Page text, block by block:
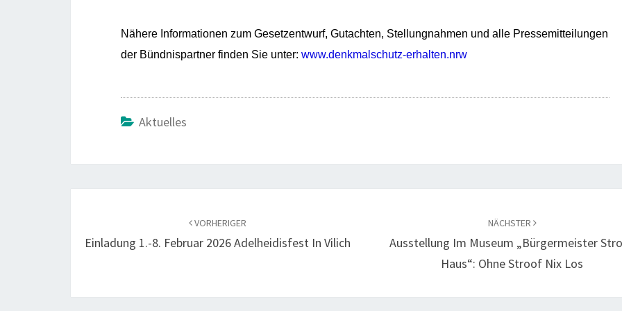
H
U
Z
Nähere Informationen zum Gesetzentwurf, Gutachten, Stellungnahmen und alle Pressemitteilungen
der Bündnispartner finden Sie unter: www.denkmalschutz-erhalten.nrw
Aktuelles
Beitragsnavigation
VORHERIGER
Einladung 1.-8. Februar 2026 Adelheidisfest In Vilich
NÄCHSTER
Ausstellung Im Museum „Bürgermeister
Haus“: Ohne Stroof Nix Los